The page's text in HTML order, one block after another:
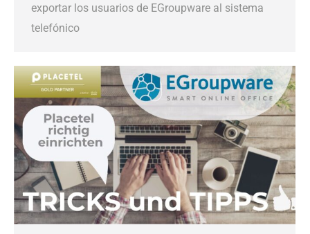
exportar los usuarios de EGroupware al sistema
telefónico